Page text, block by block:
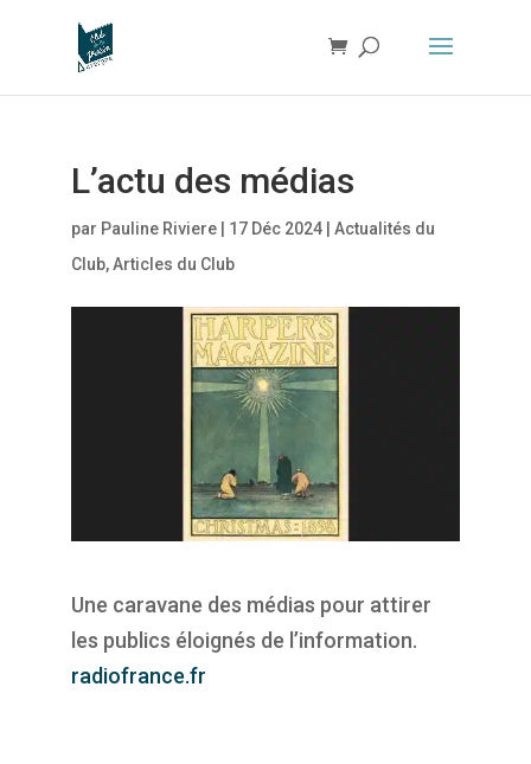
L’actu des médias
par Pauline Riviere| 17 Déc 2024| Actualités du
Club,Articles du Club
Une caravane des médias pour attirer
les publics éloignés de l’information.
radiofrance.fr